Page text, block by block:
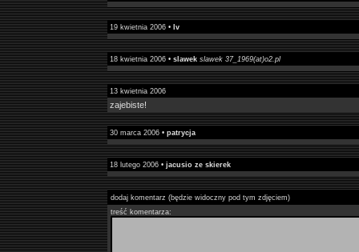
19 kwietnia 2006 • Iv
18 kwietnia 2006 • slawek slawek 37_1969(at)o2.pl
13 kwietnia 2006
zajebiste!
30 marca 2006 • patrycja
18 lutego 2006 • jacusio ze skierek
dodaj komentarz (będzie widoczny pod tym zdjęciem)
treść komentarza: